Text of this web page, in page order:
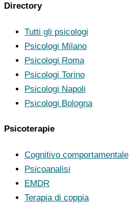
Directory
Tutti gli psicologi
Psicologi Milano
Psicologi Roma
Psicologi Torino
Psicologi Napoli
Psicologi Bologna
Psicoterapie
Cognitivo comportamentale
Psicoanalisi
EMDR
Terapia di coppia